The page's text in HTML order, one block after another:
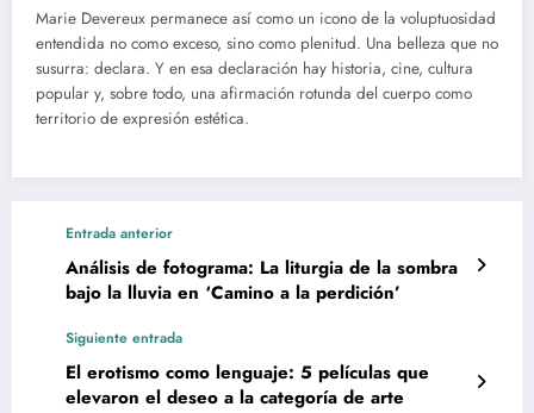
Marie Devereux permanece así como un icono de la voluptuosidad
entendida no como exceso, sino como plenitud. Una belleza que no
susurra: declara. Y en esa declaración hay historia, cine, cultura
popular y, sobre todo, una afirmación rotunda del cuerpo como
territorio de expresión estética.
Entrada anterior
Análisis de fotograma: La liturgia de la sombra
bajo la lluvia en ‘Camino a la perdición’
Siguiente entrada
El erotismo como lenguaje: 5 películas que
elevaron el deseo a la categoría de arte